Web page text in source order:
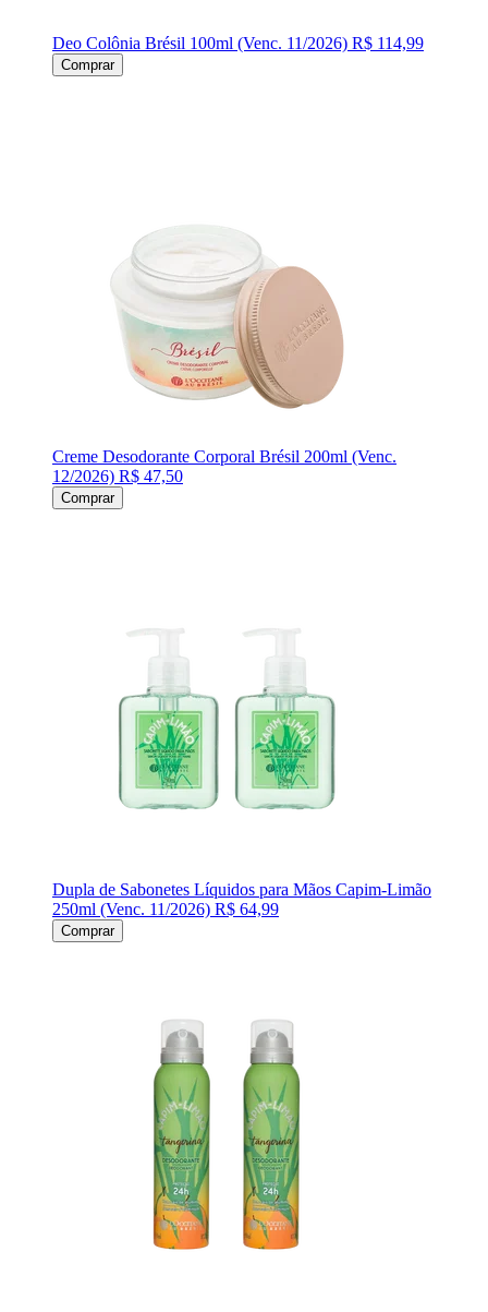
Deo Colônia Brésil 100ml (Venc. 11/2026) R$ 114,99
Comprar
Creme Desodorante Corporal Brésil 200ml (Venc.
12/2026) R$ 47,50
Comprar
Dupla de Sabonetes Líquidos para Mãos Capim-Limão
250ml (Venc. 11/2026) R$ 64,99
Comprar